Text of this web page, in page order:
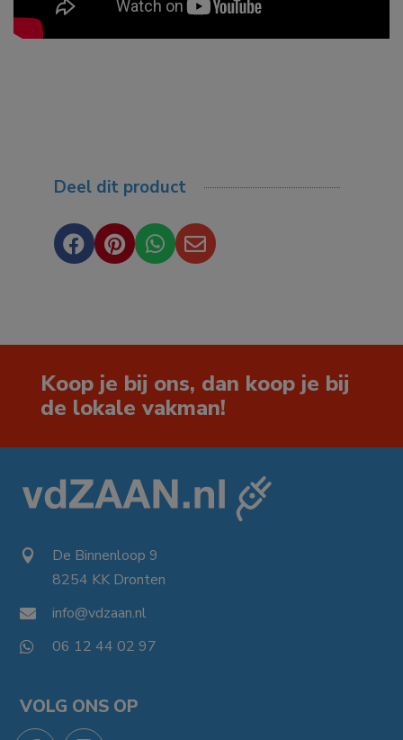
Deel dit product
   
Koop je bij ons, dan koop je bij
de lokale vakman!
 De Binnenloop 9
8254 KK Dronten
 info@vdzaan.nl
 06 12 44 02 97
VOLG ONS OP